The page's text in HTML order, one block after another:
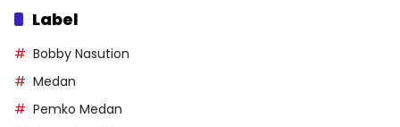
Label
Bobby Nasution
Medan
Pemko Medan